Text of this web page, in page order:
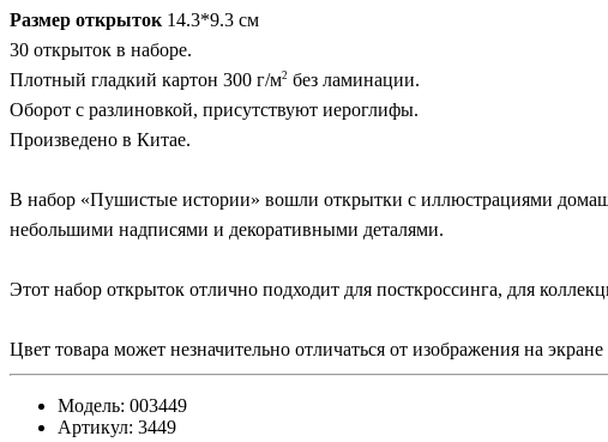
Размер открыток 14.3*9.3 см
30 открыток в наборе.
Плотный гладкий картон 300 г/м2 без ламинации.
Оборот с разлиновкой, присутствуют иероглифы.
Произведено в Китае.
В набор «Пушистые истории» вошли открытки с иллюстрациями
небольшими надписями и декоративными деталями.
Этот набор открыток отлично подходит для посткроссинга, для
Цвет товара может незначительно отличаться от изображения на
Модель: 003449
Артикул: 3449